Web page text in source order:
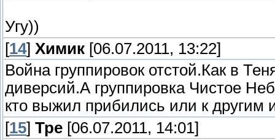
Угу))
[14] Химик [06.07.2011, 13:22]
Война группировок отстой.Как в
диверсий.А группировка Чистое
кто выжил прибились или к
[15] Тре [06.07.2011, 14:01]